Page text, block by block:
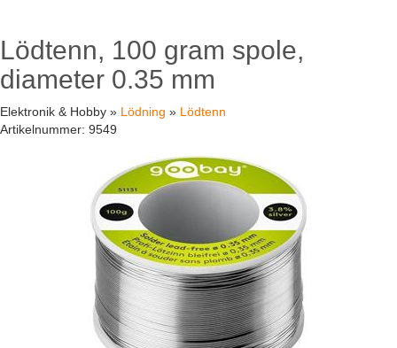
Lödtenn, 100 gram spole,
diameter 0.35 mm
Elektronik & Hobby » Lödning » Lödtenn
Artikelnummer: 9549